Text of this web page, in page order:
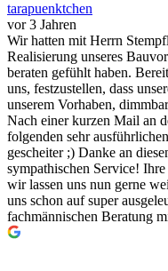
tarapuenktchen
vor 3 Jahren
Wir hatten mit Herrn
Realisierung unseres
beraten gefühlt haben.
uns, festzustellen, dass
unserem Vorhaben,
Nach einer kurzen Mail an
folgenden sehr
gescheiter ;) Danke an
sympathischen Service!
wir lassen uns nun gerne
uns schon auf super
fachmännischen Beratung